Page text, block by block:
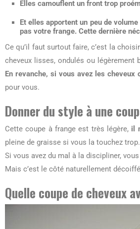
Elles camouflent un front trop
Et elles apportent un peu de volume
pas votre frange. Cette dernière
Ce qu’il faut surtout faire, c’est la
cheveux lisses, ondulés ou légèrement
En revanche, si vous avez les
pour vous.
Donner du style à une
Cette coupe à frange est très légère, il
pleine de graisse si vous la touchez trop.
Si vous avez du mal à la discipliner,
Mais c’est le côté naturellement
Quelle coupe de cheveux